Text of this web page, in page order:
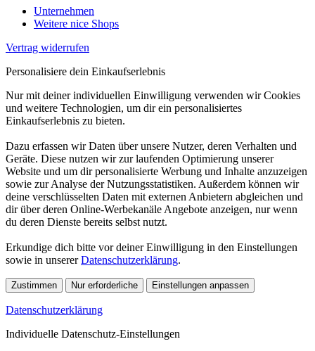
Unternehmen
Weitere nice Shops
Vertrag widerrufen
Personalisiere dein Einkaufserlebnis
Nur mit deiner individuellen Einwilligung verwenden wir Cookies
und weitere Technologien, um dir ein personalisiertes
Einkaufserlebnis zu bieten.
Dazu erfassen wir Daten über unsere Nutzer, deren Verhalten und
Geräte. Diese nutzen wir zur laufenden Optimierung unserer
Website und um dir personalisierte Werbung und Inhalte anzuzeigen
sowie zur Analyse der Nutzungsstatistiken. Außerdem können wir
deine verschlüsselten Daten mit externen Anbietern abgleichen und
dir über deren Online-Werbekanäle Angebote anzeigen, nur wenn
du deren Dienste bereits selbst nutzt.
Erkundige dich bitte vor deiner Einwilligung in den Einstellungen
sowie in unsererDatenschutzerklärung.
Zustimmen Nur erforderliche Einstellungen anpassen
Datenschutzerklärung
Individuelle Datenschutz-Einstellungen